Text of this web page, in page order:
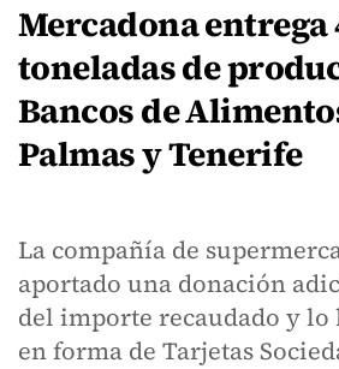
Mercadona entrega
toneladas de
Bancos de
Palmas y Tenerife
La compañía de
aportado una donación
del importe recaudado y lo
en forma de Tarjetas